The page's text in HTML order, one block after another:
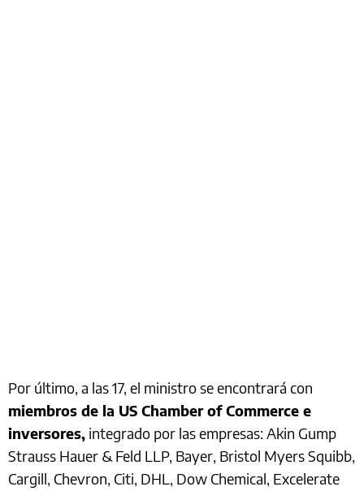
Por último, a las 17, el ministro se encontrará con
miembros de la US Chamber of Commerce e
inversores, integrado por las empresas: Akin Gump
Strauss Hauer & Feld LLP, Bayer, Bristol Myers Squibb,
Cargill, Chevron, Citi, DHL, Dow Chemical, Excelerate